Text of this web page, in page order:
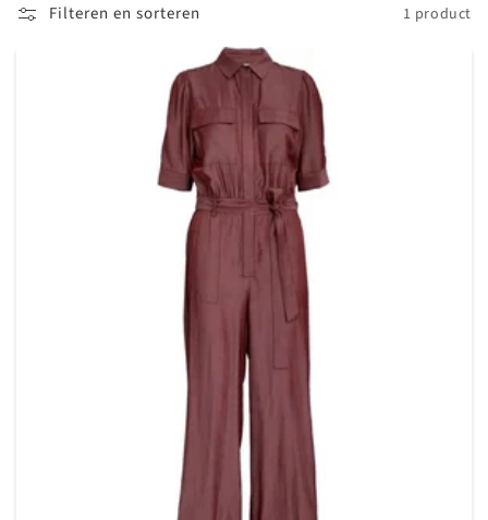
i
Filteren en sorteren 1 product